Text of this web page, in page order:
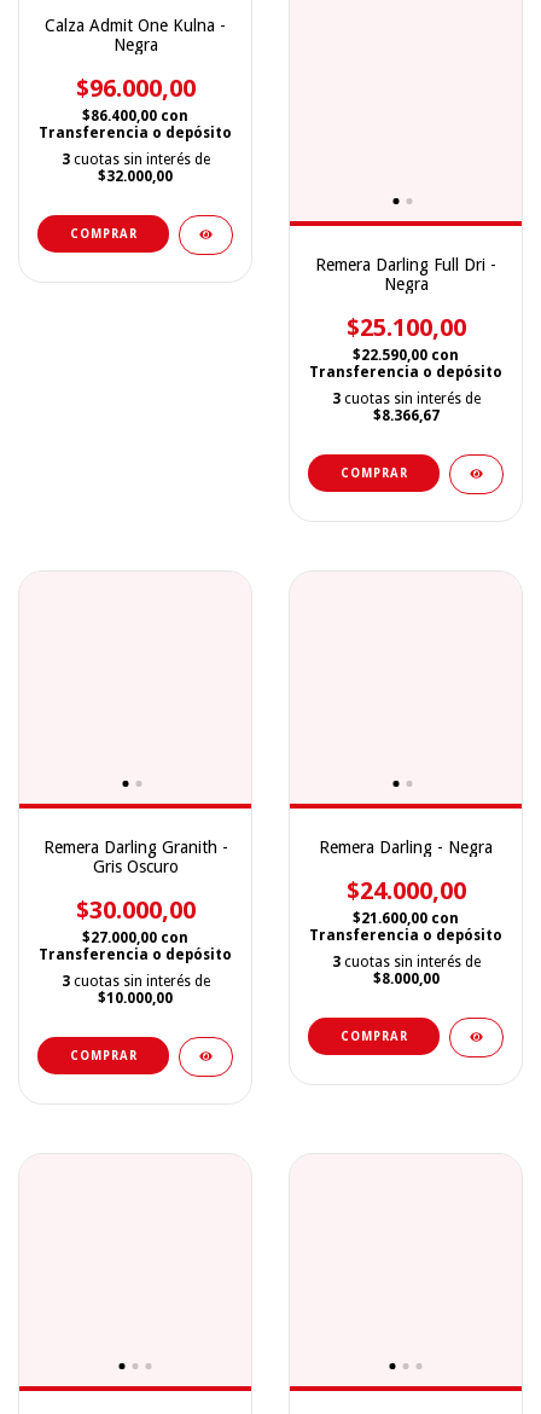
Calza Admit One Kulna -
Negra
$96.000,00
$86.400,00 con
Transferencia o depósito
3 cuotas sin interés de
$32.000,00
COMPRAR
Remera Darling Full Dri -
Negra
$25.100,00
$22.590,00 con
Transferencia o depósito
3 cuotas sin interés de
$8.366,67
COMPRAR
Remera Darling Granith -
Gris Oscuro
$30.000,00
$27.000,00 con
Transferencia o depósito
3 cuotas sin interés de
$10.000,00
COMPRAR
Remera Darling - Negra
$24.000,00
$21.600,00 con
Transferencia o depósito
3 cuotas sin interés de
$8.000,00
COMPRAR